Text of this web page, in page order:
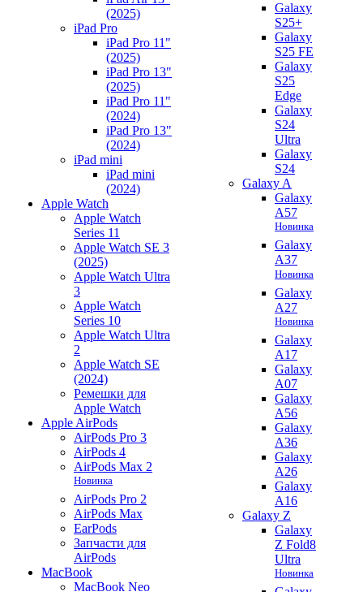
(2025)
iPad Pro
iPad Pro 11"
(2025)
iPad Pro 13"
(2025)
iPad Pro 11"
(2024)
iPad Pro 13"
(2024)
iPad mini
iPad mini
(2024)
Apple Watch
Apple Watch
Series 11
Apple Watch SE 3
(2025)
Apple Watch Ultra
3
Apple Watch
Series 10
Apple Watch Ultra
2
Apple Watch SE
(2024)
Ремешки для
Apple Watch
Apple AirPods
AirPods Pro 3
AirPods 4
AirPods Max 2
Новинка
AirPods Pro 2
AirPods Max
EarPods
Запчасти для
AirPods
MacBook
MacBook Neo
Galaxy
S25+
Galaxy
S25 FE
Galaxy
S25
Edge
Galaxy
S24
Ultra
Galaxy
S24
Galaxy A
Galaxy
A57
Новинка
Galaxy
A37
Новинка
Galaxy
A27
Новинка
Galaxy
A17
Galaxy
A07
Galaxy
A56
Galaxy
A36
Galaxy
A26
Galaxy
A16
Galaxy Z
Galaxy
Z Fold8
Ultra
Новинка